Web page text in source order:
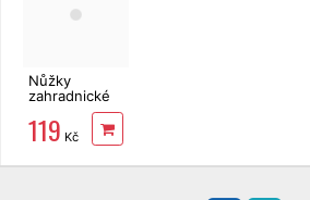
Nůžky
zahradnické
MasiPro
CP03
119 Kč